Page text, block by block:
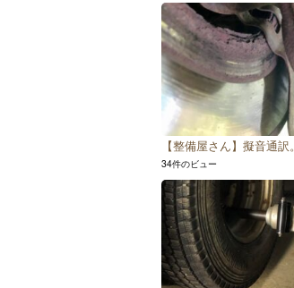
【整備屋さん】擬音通訳。
34件のビュー